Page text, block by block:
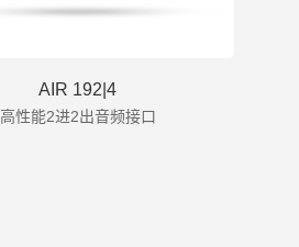
AIR 192|4
高性能2进2出音频接口